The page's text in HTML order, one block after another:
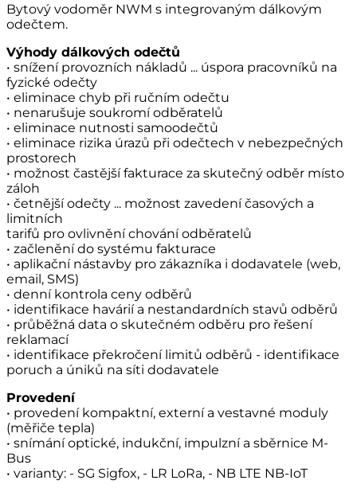
Bytový vodoměr NWM s integrovaným dálkovým
odečtem.
Výhody dálkových odečtů
• snížení provozních nákladů ... úspora pracovníků na
fyzické odečty
• eliminace chyb při ručním odečtu
• nenarušuje soukromí odběratelů
• eliminace nutnosti samoodečtů
• eliminace rizika úrazů při odečtech v nebezpečných
prostorech
• možnost častější fakturace za skutečný odběr místo
záloh
• četnější odečty ... možnost zavedení časových a
limitních
tarifů pro ovlivnění chování odběratelů
• začlenění do systému fakturace
• aplikační nástavby pro zákazníka i dodavatele (web,
email, SMS)
• denní kontrola ceny odběrů
• identifikace havárií a nestandardních stavů odběrů
• průběžná data o skutečném odběru pro řešení
reklamací
• identifikace překročení limitů odběrů - identifikace
poruch a úniků na síti dodavatele
Provedení
• provedení kompaktní, externí a vestavné moduly
(měřiče tepla)
• snímání optické, indukční, impulzní a sběrnice M-
Bus
• varianty: - SG Sigfox, - LR LoRa, - NB LTE NB-IoT